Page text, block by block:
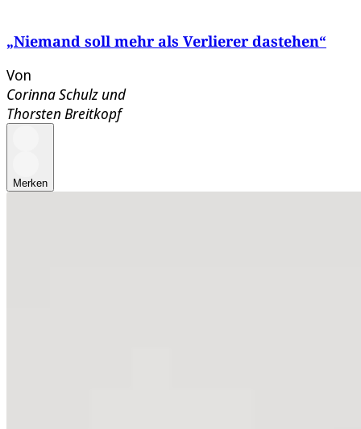
„Niemand soll mehr als Verlierer dastehen“
Von
Corinna Schulz und
Thorsten Breitkopf
Merken